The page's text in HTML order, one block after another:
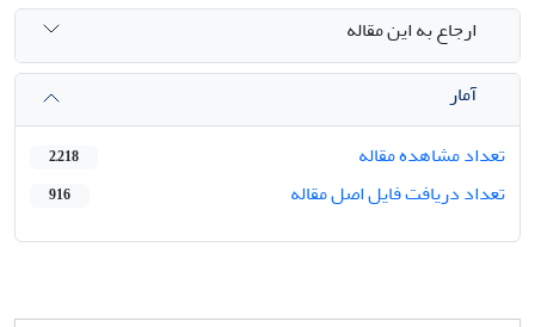
ارجاع به این مقاله
آمار
تعداد مشاهده مقاله
2,218
تعداد دریافت فایل اصل مقاله 916